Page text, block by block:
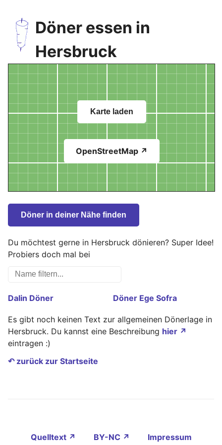
Döner essen in
Hersbruck
Karte laden
OpenStreetMap ↗
Döner in deiner Nähe finden
Du möchtest gerne in Hersbruck dönieren? Super Idee!
Probiers doch mal bei
Dalin Döner Döner Ege Sofra
Es gibt noch keinen Text zur allgemeinen Dönerlage in
Hersbruck. Du kannst eine Beschreibung hier ↗
eintragen :)
↶ zurück zur Startseite
Quelltext ↗ BY-NC ↗
Impressum